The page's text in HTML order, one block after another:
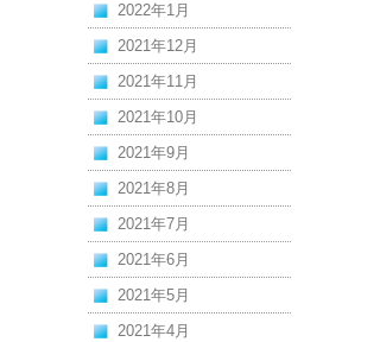
2022年1月
2021年12月
2021年11月
2021年10月
2021年9月
2021年8月
2021年7月
2021年6月
2021年5月
2021年4月